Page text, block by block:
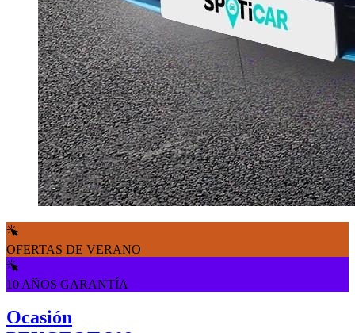
OFERTAS DE VERANO
10 AÑOS GARANTÍA
Ocasión